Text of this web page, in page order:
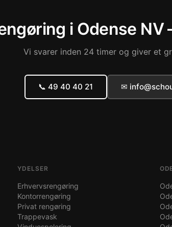
i Odense NV
Vi svarer inden 24 timer og giver et
📞 49 40 40 21 ✉
YDELSER
Erhvervsrengøring
Kontorrengøring
Privat rengøring
Trappevask